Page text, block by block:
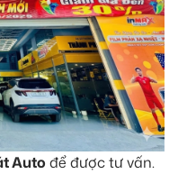
Auto để được tư vấn.